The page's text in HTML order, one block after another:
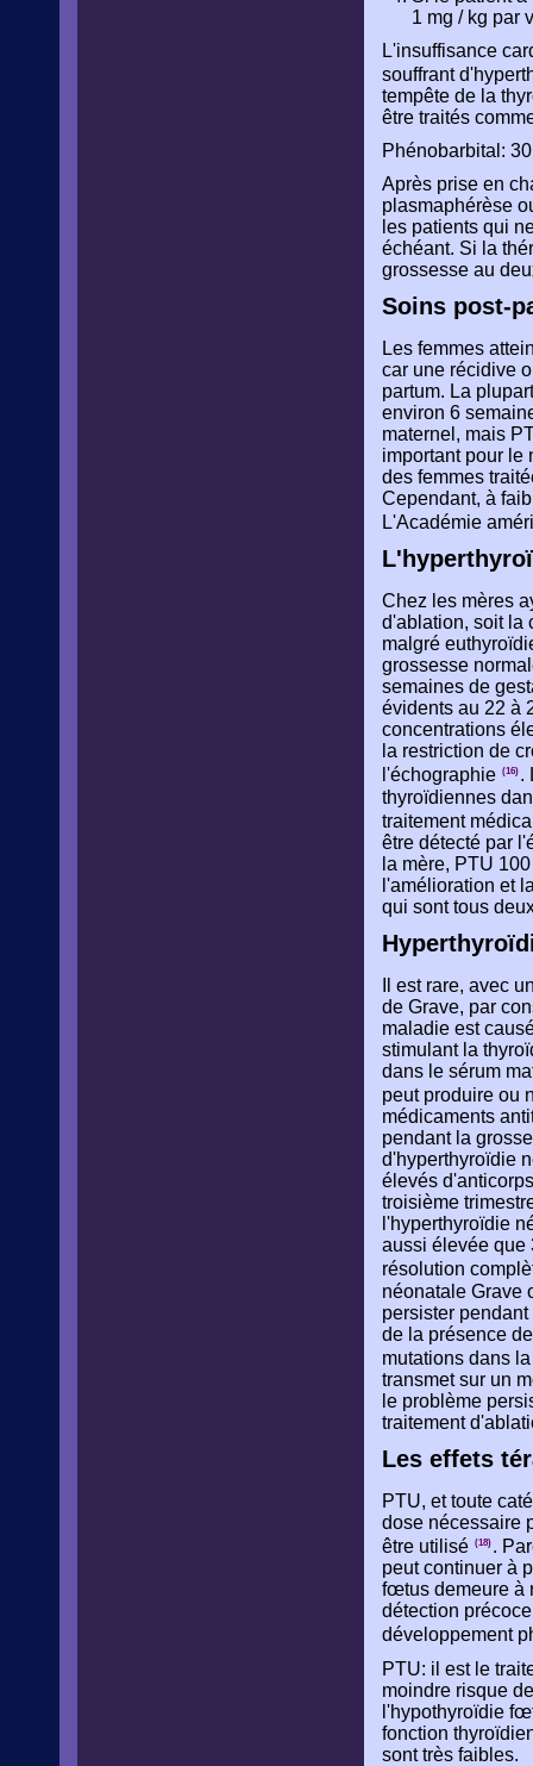
1 mg / kg par
L'insuffisance
souffrant
tempête de la
être traités
Phénobarbital:
Après prise en
plasmaphérèse
les patients qui
échéant. Si la
grossesse au
Soins post-
Les femmes
car une récidive
partum. La
environ 6
maternel, mais
important pour le
des femmes
Cependant, à
L'Académie
Chez les mères
d'ablation, soit la
malgré
grossesse
semaines de
évidents au 22 à
concentrations
la restriction de
l'échographie (16) .
thyroïdiennes
traitement
être détecté par
la mère, PTU
l'amélioration et
qui sont tous
Il est rare, avec
de Grave, par
maladie est
stimulant la
dans le sérum
peut produire ou
médicaments
pendant la
d'hyperthyroïdie
élevés
troisième
l'hyperthyroïdie
aussi élevée que
résolution
néonatale Grave
persister
de la présence
mutations dans
transmet sur un
le problème
traitement
Les effets
PTU, et toute
dose nécessaire
être utilisé (18) .
peut continuer à
fœtus demeure à
détection
développement
PTU: il est le
moindre risque
l'hypothyroïdie
fonction
sont très faibles.